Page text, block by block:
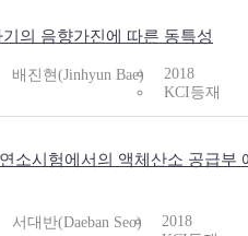
의 음향가진에 따른 동특성
배진현(Jinhyun Bae)
2018
KCI등재
소시험에서의 액체산소 공급부
서대반(Daeban Seo)
2018